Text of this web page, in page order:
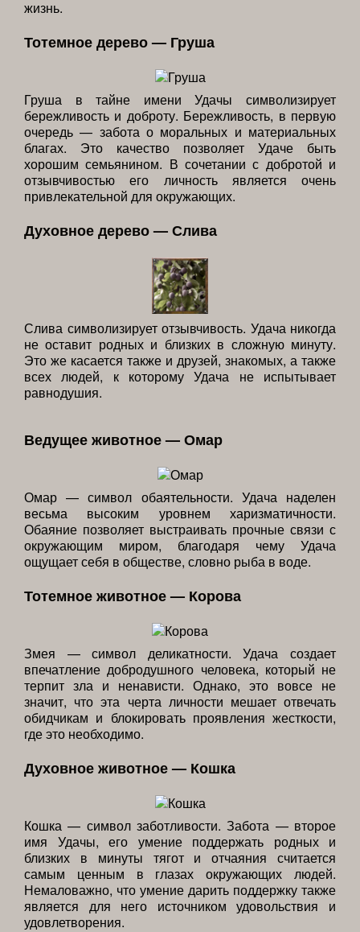
жизнь.
Тотемное дерево — Груша
Груша в тайне имени Удачы символизирует
бережливость и доброту. Бережливость, в первую
очередь — забота о моральных и материальных
благах. Это качество позволяет Удаче быть
хорошим семьянином. В сочетании с добротой и
отзывчивостью его личность является очень
привлекательной для окружающих.
Духовное дерево — Слива
Слива символизирует отзывчивость. Удача никогда
не оставит родных и близких в сложную минуту.
Это же касается также и друзей, знакомых, а также
всех людей, к которому Удача не испытывает
равнодушия.
Ведущее животное — Омар
Омар — символ обаятельности. Удача наделен
весьма высоким уровнем харизматичности.
Обаяние позволяет выстраивать прочные связи с
окружающим миром, благодаря чему Удача
ощущает себя в обществе, словно рыба в воде.
Тотемное животное — Корова
Змея — символ деликатности. Удача создает
впечатление добродушного человека, который не
терпит зла и ненависти. Однако, это вовсе не
значит, что эта черта личности мешает отвечать
обидчикам и блокировать проявления жесткости,
где это необходимо.
Духовное животное — Кошка
Кошка — символ заботливости. Забота — второе
имя Удачы, его умение поддержать родных и
близких в минуты тягот и отчаяния считается
самым ценным в глазах окружающих людей.
Немаловажно, что умение дарить поддержку также
является для него источником удовольствия и
удовлетворения.